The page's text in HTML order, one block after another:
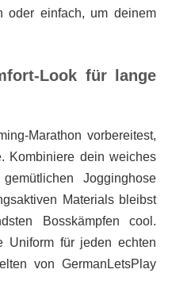
oder einfach, um deinem
Look für lange
Marathon vorbereitest,
Kombiniere dein weiches
Jogginghose
Materials bleibst
Bosskämpfen cool.
Uniform für jeden echten
von GermanLetsPlay